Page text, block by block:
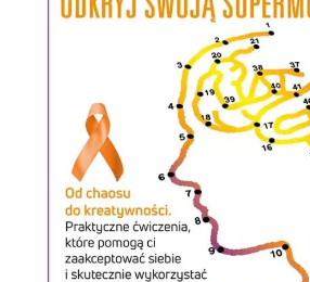
Rodzic staje się fundamentem, który
bezpiecznie upaść, ale i pomaga mu
spróbowało ponownie, co wzmacnia
odporność (antykruchość).
Jakie są kluczowe zasady
dzieckiem w trudnych
Dr Leaf wskazuje natrzy klucze do
budują zaufanie: